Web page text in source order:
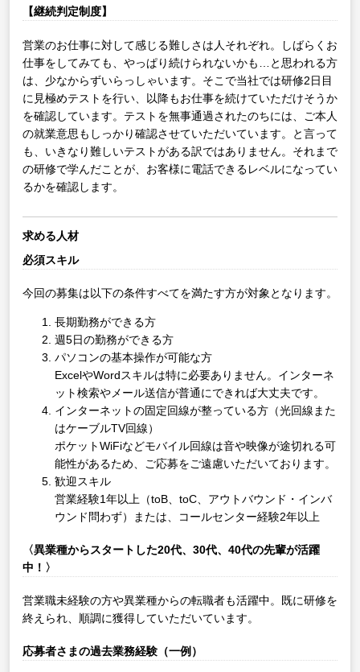
【継続判定制度】
営業のお仕事に対して感じる難しさは人それぞれ。しばらくお
仕事をしてみても、やっぱり続けられないかも…と思われる方
は、少なからずいらっしゃいます。そこで当社では研修2日目
に見極めテストを行い、以降もお仕事を続けていただけそうか
を確認しています。テストを無事通過されたのちには、ご本人
の就業意思もしっかり確認させていただいています。と言って
も、いきなり難しいテストがある訳ではありません。それまで
の研修で学んだことが、お客様に電話できるレベルになってい
るかを確認します。
求める人材
必須スキル
今回の募集は以下の条件すべてを満たす方が対象となります。
長期勤務ができる方
週5日の勤務ができる方
パソコンの基本操作が可能な方
ExcelやWordスキルは特に必要ありません。インターネ
ット検索やメール送信が普通にできれば大丈夫です。
インターネットの固定回線が整っている方（光回線また
はケーブルTV回線）
ポケットWiFiなどモバイル回線は音や映像が途切れる可
能性があるため、ご応募をご遠慮いただいております。
歓迎スキル
営業経験1年以上（toB、toC、アウトバウンド・インバ
ウンド問わず）または、コールセンター経験2年以上
〈異業種からスタートした20代、30代、40代の先輩が活躍
中！〉
営業職未経験の方や異業種からの転職者も活躍中。既に研修を
終えられ、順調に獲得していただいています。
応募者さまの過去業務経験（一例）